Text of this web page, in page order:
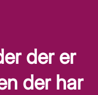
der er
der har